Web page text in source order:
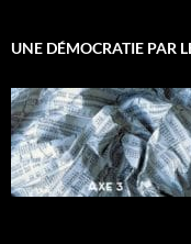
UNE DÉMOCRATIE PAR